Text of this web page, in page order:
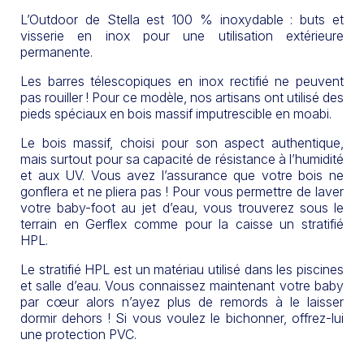
L’Outdoor de Stella est 100 % inoxydable : buts et
visserie en inox pour une utilisation extérieure
permanente.
Les barres télescopiques en inox rectifié ne peuvent
pas rouiller ! Pour ce modèle, nos artisans ont utilisé des
pieds spéciaux en bois massif imputrescible en moabi.
Le bois massif, choisi pour son aspect authentique,
mais surtout pour sa capacité de résistance à l’humidité
et aux UV. Vous avez l’assurance que votre bois ne
gonflera et ne pliera pas ! Pour vous permettre de laver
votre baby-foot au jet d’eau, vous trouverez sous le
terrain en Gerflex comme pour la caisse un stratifié
HPL.
Le stratifié HPL est un matériau utilisé dans les piscines
et salle d’eau. Vous connaissez maintenant votre baby
par cœur alors n’ayez plus de remords à le laisser
dormir dehors ! Si vous voulez le bichonner, offrez-lui
une protection PVC.